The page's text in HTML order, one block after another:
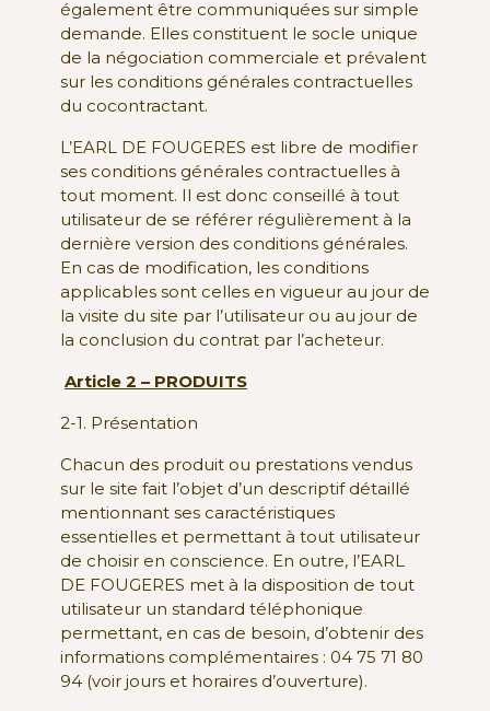
également être communiquées sur simple
demande. Elles constituent le socle unique
de la négociation commerciale et prévalent
sur les conditions générales contractuelles
du cocontractant.
L’EARL DE FOUGERES est libre de modifier
ses conditions générales contractuelles à
tout moment. Il est donc conseillé à tout
utilisateur de se référer régulièrement à la
dernière version des conditions générales.
En cas de modification, les conditions
applicables sont celles en vigueur au jour de
la visite du site par l’utilisateur ou au jour de
la conclusion du contrat par l’acheteur.
Article 2 – PRODUITS
2-1. Présentation
Chacun des produit ou prestations vendus
sur le site fait l’objet d’un descriptif détaillé
mentionnant ses caractéristiques
essentielles et permettant à tout utilisateur
de choisir en conscience. En outre, l’EARL
DE FOUGERES met à la disposition de tout
utilisateur un standard téléphonique
permettant, en cas de besoin, d’obtenir des
informations complémentaires : 04 75 71 80
94 (voir jours et horaires d’ouverture).